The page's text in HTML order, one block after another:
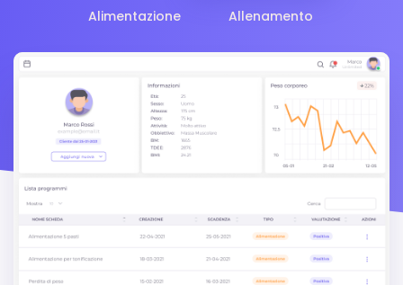
Alimentazione Allenamento